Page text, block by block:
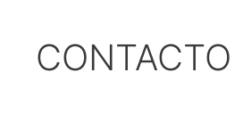
CONTACTO